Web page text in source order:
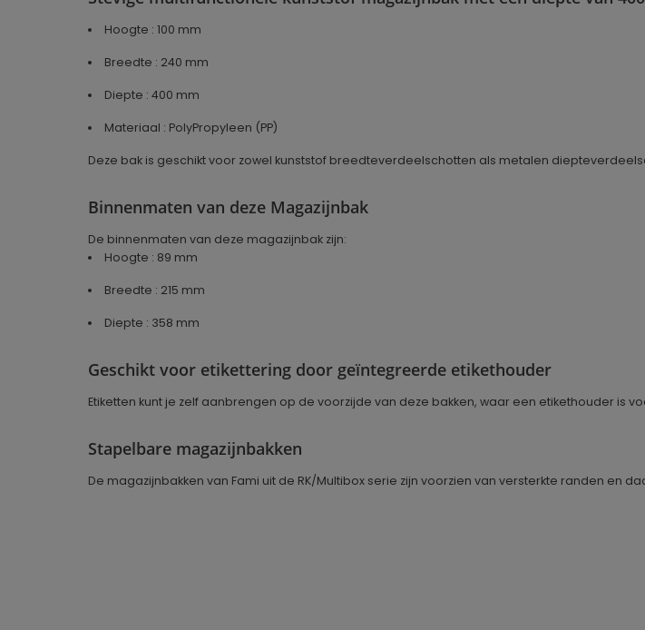
Hoogte : 100 mm
Breedte : 240 mm
Diepte : 400 mm
Materiaal : PolyPropyleen (PP)
Deze bak is geschikt voor zowel kunststof breedteverdeelschotten als metalen
Binnenmaten van deze Magazijnbak
De binnenmaten van deze magazijnbak zijn:
Hoogte : 89 mm
Breedte : 215 mm
Diepte : 358 mm
Geschikt voor etikettering door geïntegreerde etikethouder
Etiketten kunt je zelf aanbrengen op de voorzijde van deze bakken, waar een etikethouder is
Stapelbare magazijnbakken
De magazijnbakken van Fami uit de RK/Multibox serie zijn voorzien van versterkte randen en